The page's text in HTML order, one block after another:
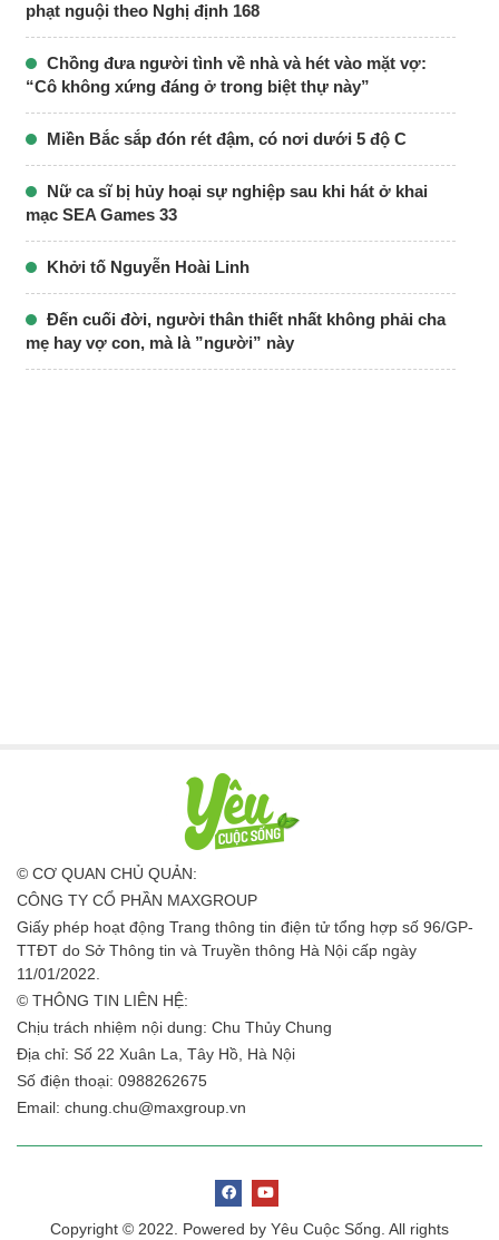
phạt nguội theo Nghị định 168
Chồng đưa người tình về nhà và hét vào mặt vợ:
“Cô không xứng đáng ở trong biệt thự này”
Miền Bắc sắp đón rét đậm, có nơi dưới 5 độ C
Nữ ca sĩ bị hủy hoại sự nghiệp sau khi hát ở khai
mạc SEA Games 33
Khởi tố Nguyễn Hoài Linh
Đến cuối đời, người thân thiết nhất không phải cha
mẹ hay vợ con, mà là ”người” này
© CƠ QUAN CHỦ QUẢN:
CÔNG TY CỔ PHẦN MAXGROUP
Giấy phép hoạt động Trang thông tin điện tử tổng hợp số 96/GP-
TTĐT do Sở Thông tin và Truyền thông Hà Nội cấp ngày
11/01/2022.
© THÔNG TIN LIÊN HỆ:
Chịu trách nhiệm nội dung: Chu Thủy Chung
Địa chỉ: Số 22 Xuân La, Tây Hồ, Hà Nội
Số điện thoại: 0988262675
Email: chung.chu@maxgroup.vn
Copyright © 2022. Powered by Yêu Cuộc Sống. All rights